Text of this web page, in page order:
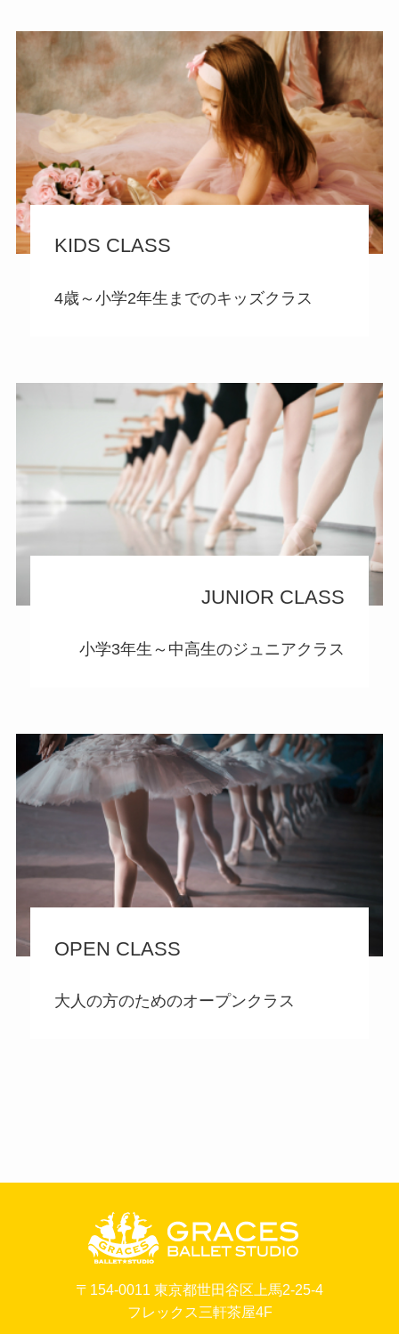
KIDS CLASS
4歳～小学2年生までのキッズクラス
JUNIOR CLASS
小学3年生～中高生のジュニアクラス
OPEN CLASS
大人の方のためのオープンクラス
〒154-0011 東京都世田谷区上馬2-25-4
フレックス三軒茶屋4F